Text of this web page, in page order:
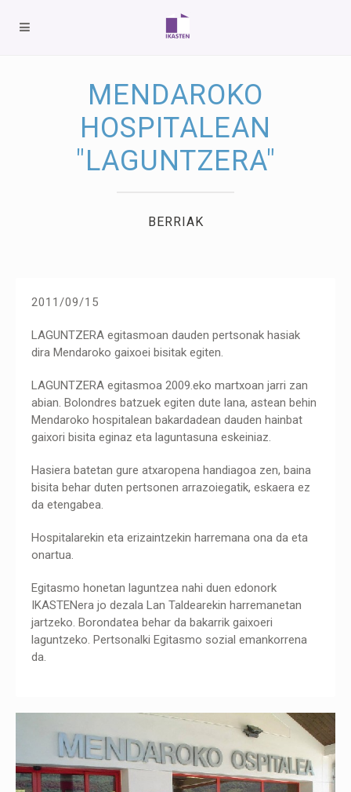
MENDAROKO
HOSPITALEAN
"LAGUNTZERA"
BERRIAK
2011/09/15
LAGUNTZERA egitasmoan dauden pertsonak hasiak
dira Mendaroko gaixoei bisitak egiten.
LAGUNTZERA egitasmoa 2009.eko martxoan jarri zan
abian. Bolondres batzuek egiten dute lana, astean behin
Mendaroko hospitalean bakardadean dauden hainbat
gaixori bisita eginaz eta laguntasuna eskeiniaz.
Hasiera batetan gure atxaropena handiagoa zen, baina
bisita behar duten pertsonen arrazoiegatik, eskaera ez
da etengabea.
Hospitalarekin eta erizaintzekin harremana ona da eta
onartua.
Egitasmo honetan laguntzea nahi duen edonork
IKASTENera jo dezala Lan Taldearekin harremanetan
jartzeko. Borondatea behar da bakarrik gaixoeri
laguntzeko. Pertsonalki Egitasmo sozial emankorrena
da.